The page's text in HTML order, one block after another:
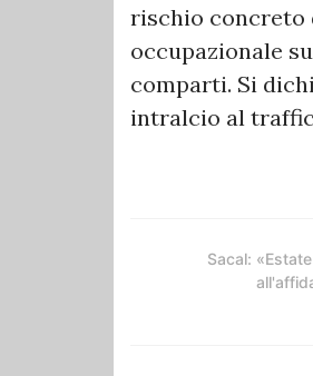
rischio concreto
occupazionale
comparti. Si
intralcio al
Sacal: